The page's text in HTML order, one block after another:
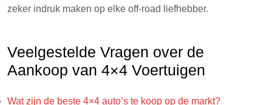
zeker indruk maken op elke off-road liefhebber.
Veelgestelde Vragen over de
Aankoop van 4×4 Voertuigen
Wat zijn de beste 4×4 auto’s te koop op de markt?